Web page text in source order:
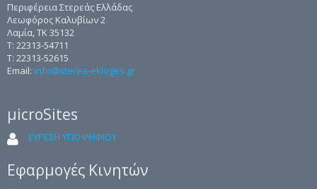
Περιφέρεια Στερεάς Ελλάδας
Λεωφόρος Καλυβίων 2
Λαμία, ΤΚ 35132
Τ: 22313-54711
Τ: 22313-52615
Email: info@sterea-ekloges.gr
μicroSites
ΕΥΡΕΣΗ ΥΠΟΨΗΦΙΟΥ
Εφαρμογές Κινητών